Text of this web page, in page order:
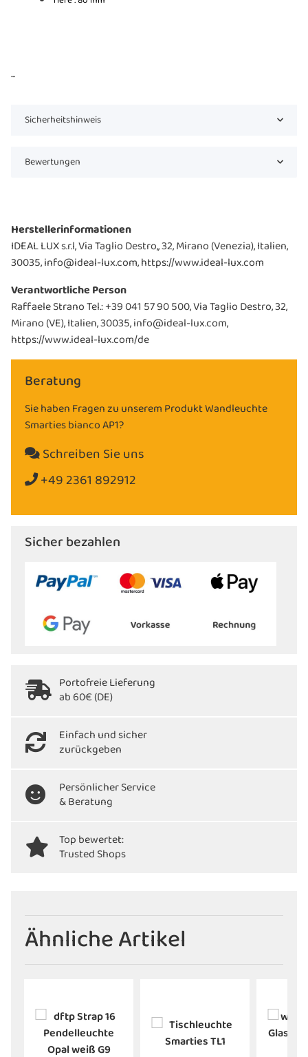
...
Sicherheitshinweis
Bewertungen
Herstellerinformationen
IDEAL LUX s.r.l, Via Taglio Destro,, 32, Mirano (Venezia), Italien,
30035, info@ideal-lux.com, https://www.ideal-lux.com
Verantwortliche Person
Raffaele Strano Tel.: +39 041 57 90 500, Via Taglio Destro, 32,
Mirano (VE), Italien, 30035, info@ideal-lux.com,
https://www.ideal-lux.com/de
Beratung
Sie haben Fragen zu unserem Produkt Wandleuchte
Smarties bianco AP1?
Schreiben Sie uns
+49 2361 892912
Sicher bezahlen
Portofreie Lieferung
ab 60€ (DE)
Einfach und sicher
zurückgeben
Persönlicher Service
& Beratung
Top bewertet:
Trusted Shops
Ähnliche Artikel